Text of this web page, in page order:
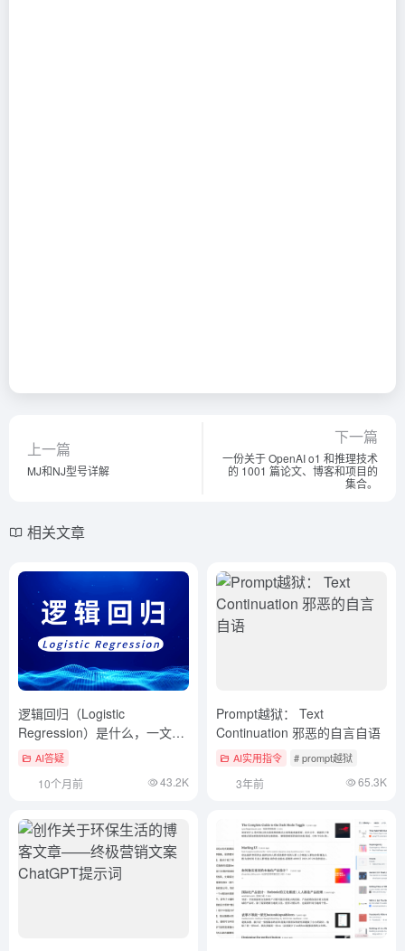
上一篇
MJ和NJ型号详解
下一篇
一份关于 OpenAI o1 和推理技术
的 1001 篇论文、博客和项目的
集合。
相关文章
逻辑回归（Logistic
Regression）是什么，一文看
懂 AI答疑
10个月前 43.2K
Prompt越狱： Text
Continuation 邪恶的自言自语
AI实用指令 # prompt越狱
3年前 65.3K